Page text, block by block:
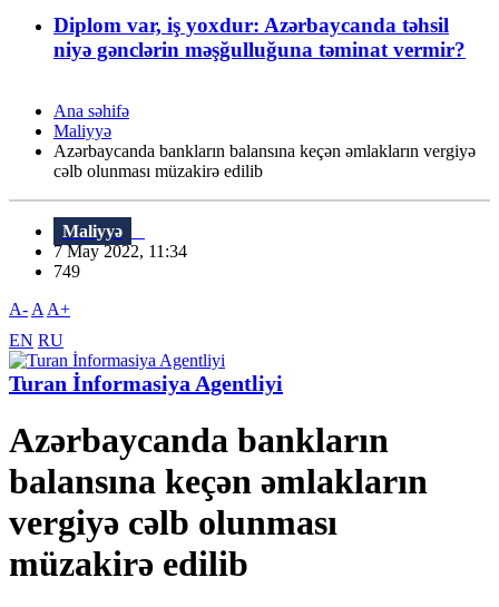
Diplom var, iş yoxdur: Azərbaycanda təhsil
niyə gənclərin məşğulluğuna təminat vermir?
Ana səhifə
Maliyyə
Azərbaycanda bankların balansına keçən əmlakların vergiyə
cəlb olunması müzakirə edilib
Maliyyə
7 May 2022, 11:34
749
A- A A+
EN RU
Turan İnformasiya Agentliyi
Azərbaycanda bankların
balansına keçən əmlakların
vergiyə cəlb olunması
müzakirə edilib